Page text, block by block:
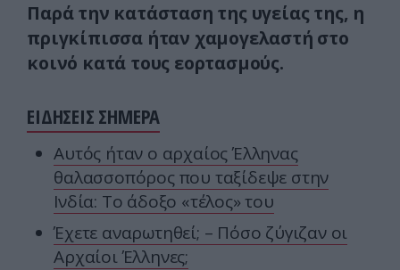
Παρά την κατάσταση της υγείας της, η
πριγκίπισσα ήταν χαμογελαστή στο
κοινό κατά τους εορτασμούς.
ΕΙΔΗΣΕΙΣ ΣΗΜΕΡΑ
Αυτός ήταν ο αρχαίος Έλληνας
θαλασσοπόρος που ταξίδεψε στην
Ινδία: To άδοξο «τέλος» του
Έχετε αναρωτηθεί; – Πόσο ζύγιζαν οι
Αρχαίοι Έλληνες;